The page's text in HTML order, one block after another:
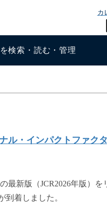
カ
検索・読む・管理
ル・インパクトファクタ
最新版（JCR2026年版）を
到着しました。